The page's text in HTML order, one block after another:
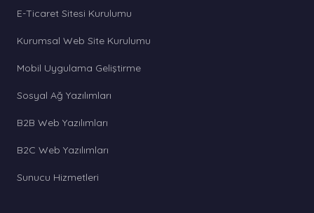
E-Ticaret Sitesi Kurulumu
Kurumsal Web Site Kurulumu
Mobil Uygulama Geliştirme
Sosyal Ağ Yazılımları
B2B Web Yazılımları
B2C Web Yazılımları
Sunucu Hizmetleri